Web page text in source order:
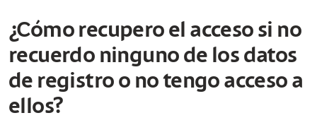
¿Qué es Wompi?
¿Qué hace una plataforma de pagos como Wompi?
¿Cuáles son los planes y tarifas que maneja la plataforma
Wompi?
¿Cómo recupero el acceso si no
recuerdo ninguno de los datos
de registro o no tengo acceso a
ellos?